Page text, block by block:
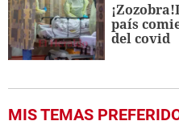
país
del covid
MIS TEMAS